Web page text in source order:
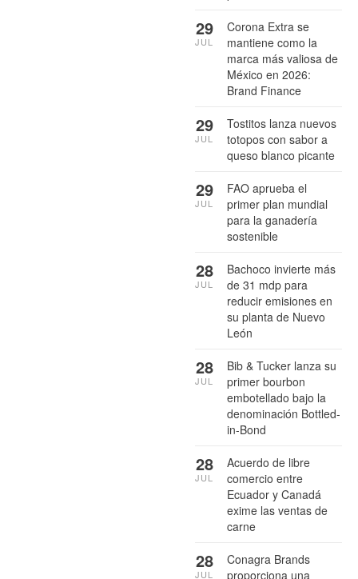
Corona Extra se
mantiene como la
marca más valiosa de
México en 2026:
Brand Finance
29
JUL
Tostitos lanza nuevos
totopos con sabor a
queso blanco picante
29
JUL
FAO aprueba el
primer plan mundial
para la ganadería
sostenible
29
JUL
Bachoco invierte más
de 31 mdp para
reducir emisiones en
su planta de Nuevo
León
28
JUL
Bib & Tucker lanza su
primer bourbon
embotellado bajo la
denominación Bottled-
in-Bond
28
JUL
Acuerdo de libre
comercio entre
Ecuador y Canadá
exime las ventas de
carne
28
JUL
Conagra Brands
proporciona una
28
JUL